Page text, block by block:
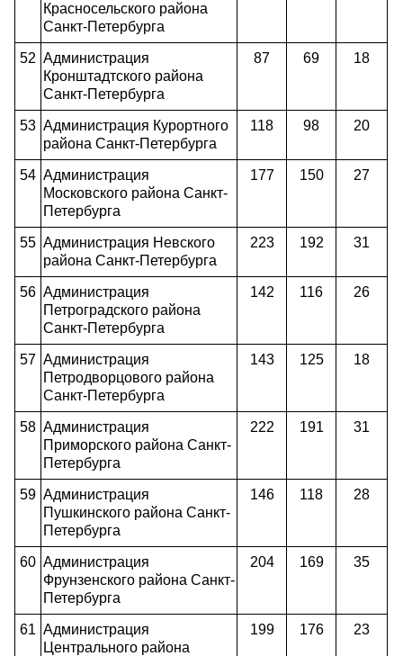
Красносельского района
Санкт-Петербурга
52 Администрация
Кронштадтскогорайона
Санкт-Петербурга
87 69 18
53 Администрация Курортного
района Санкт-Петербурга
118 98 20
54 Администрация
Московского района Санкт-
Петербурга
177 150 27
55 Администрация Невского
района Санкт-Петербурга
223 192 31
56 Администрация
Петроградского района
Санкт-Петербурга
142 116 26
57 Администрация
Петродворцовогорайона
Санкт-Петербурга
143 125 18
58 Администрация
Приморского района Санкт-
Петербурга
222 191 31
59 Администрация
Пушкинского района Санкт-
Петербурга
146 118 28
60 Администрация
Фрунзенского района Санкт-
Петербурга
204 169 35
61 Администрация
Центрального района
199 176 23